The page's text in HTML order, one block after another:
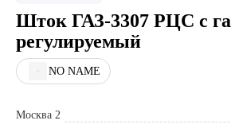
Шток ГАЗ-3307 РЦС с
регулируемый
NO NAME
Москва 2